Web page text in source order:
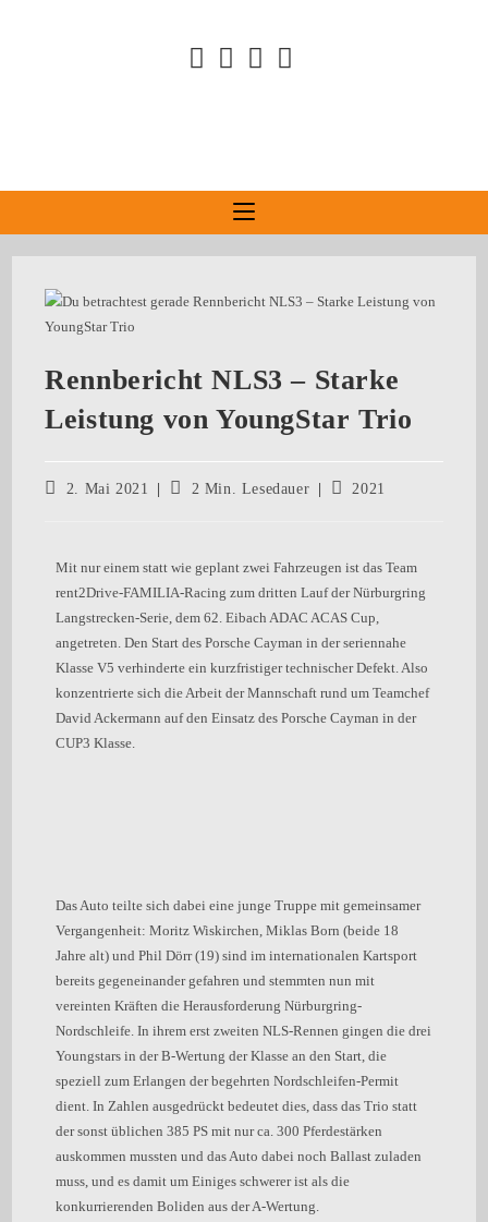
Rennbericht NLS3 – Starke
Leistung von YoungStar Trio
2. Mai 2021 2 Min. Lesedauer 2021
Mit nur einem statt wie geplant zwei Fahrzeugen ist das Team
rent2Drive-FAMILIA-Racing zum dritten Lauf der Nürburgring
Langstrecken-Serie, dem 62. Eibach ADAC ACAS Cup,
angetreten. Den Start des Porsche Cayman in der seriennahe
Klasse V5 verhinderte ein kurzfristiger technischer Defekt. Also
konzentrierte sich die Arbeit der Mannschaft rund um Teamchef
David Ackermann auf den Einsatz des Porsche Cayman in der
CUP3 Klasse.
Das Auto teilte sich dabei eine junge Truppe mit gemeinsamer
Vergangenheit: Moritz Wiskirchen, Miklas Born (beide 18
Jahre alt) und Phil Dörr (19) sind im internationalen Kartsport
bereits gegeneinander gefahren und stemmten nun mit
vereinten Kräften die Herausforderung Nürburgring-
Nordschleife. In ihrem erst zweiten NLS-Rennen gingen die drei
Youngstars in der B-Wertung der Klasse an den Start, die
speziell zum Erlangen der begehrten Nordschleifen-Permit
dient. In Zahlen ausgedrückt bedeutet dies, dass das Trio statt
der sonst üblichen 385 PS mit nur ca. 300 Pferdestärken
auskommen mussten und das Auto dabei noch Ballast zuladen
muss, und es damit um Einiges schwerer ist als die
konkurrierenden Boliden aus der A-Wertung.